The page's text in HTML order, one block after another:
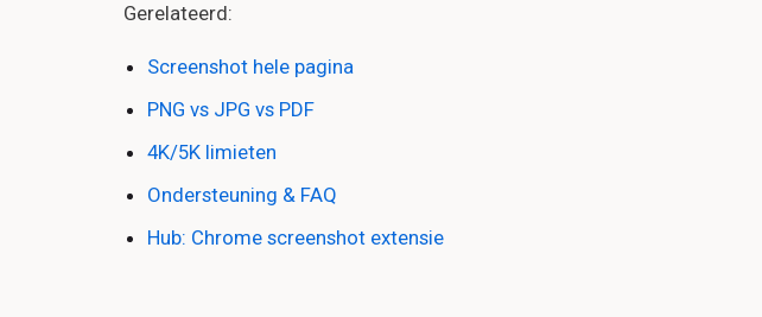
Gerelateerd:
Screenshot hele pagina
PNG vs JPG vs PDF
4K/5K limieten
Ondersteuning & FAQ
Hub: Chrome screenshot extensie